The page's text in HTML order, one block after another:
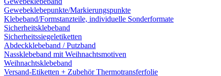
Gewebeklebepunkte/Markierungspunkte
Klebeband/Formstanzteile, individuelle Sonderformate
Sicherheitsklebeband
Sicherheitssiegeletiketten
Abdeckklebeband / Putzband
Nassklebeband mit Weihnachtsmotiven
Weihnachtsklebeband
Versand-Etiketten + Zubehör Thermotransferfolie